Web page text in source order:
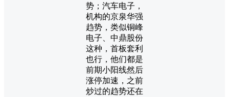
势；汽车电子，
机构的京泉华强
趋势，类似铜峰
电子、中鼎股份
这种，首板套利
也行，他们都是
前期小阳线然后
涨停加速，之前
炒过的趋势还在